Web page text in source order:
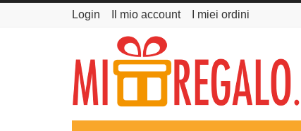
Login Il mio account I miei ordini